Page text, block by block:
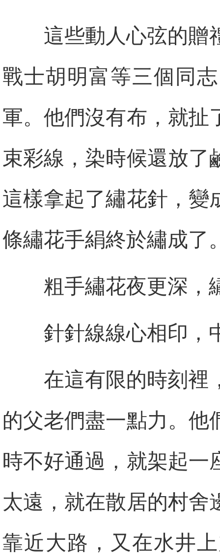
這些動人心弦的贈
戰士胡明富等三個同
軍。他們沒有布，就扯
束彩線，染時候還放了
這樣拿起了繡花針，變
條繡花手絹終於繡成了
粗手繡花夜更深，
針針線線心相印，
在這有限的時刻裡
的父老們盡一點力。他
時不好通過，就架起一
太遠，就在散居的村舍
靠近大路，又在水井